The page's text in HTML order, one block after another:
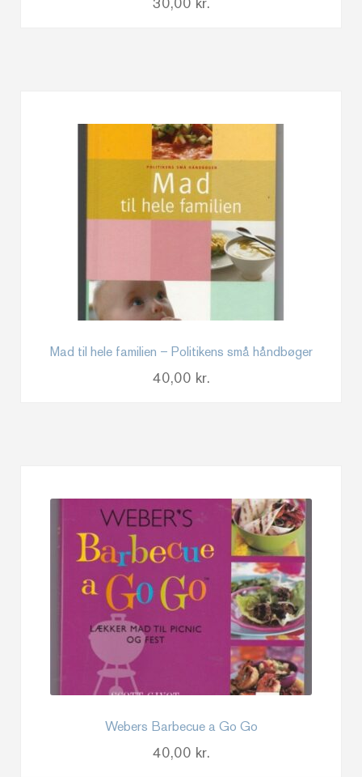
Mad til hele familien – Politikens små håndbøger
40,00 kr.
Webers Barbecue a Go Go
40,00 kr.